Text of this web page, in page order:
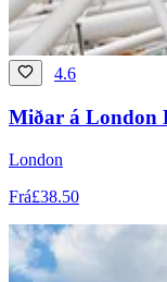
4.6
Miðar á London
London
Frá£38.50